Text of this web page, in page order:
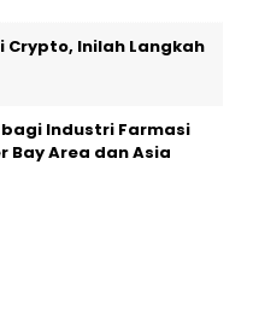
Crypto, Inilah Langkah
bagi Industri Farmasi
Bay Area dan Asia